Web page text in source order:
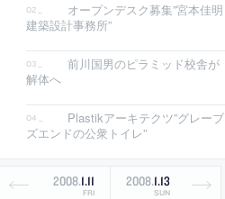
オープンデスク募集”宮本佳明
建築設計事務所”
前川国男のピラミッド校舎が
解体へ
Plastikアーキテクツ”グレーブ
ズエンドの公衆トイレ”
2008.1.11
FRI
2008.1.13
SUN